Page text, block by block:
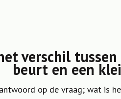
verschil
beurt en een
op de vraag; wat is